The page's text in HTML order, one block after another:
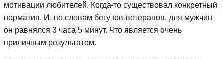
мотивации любителей. Когда-то существовал конкретный
норматив. И, по словам бегунов-ветеранов, для мужчин
он равнялся 3 часа 5 минут. Что является очень
приличным результатом.